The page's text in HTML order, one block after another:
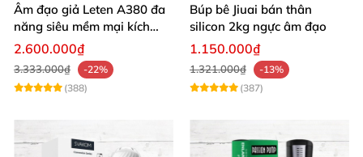
Âm đạo giả Leten A380 đa
năng siêu mềm mại kích
thích phái mạnh
2.600.000₫
3.333.000₫
-22%
(388)
Búp bê Jiuai bán thân
silicon 2kg ngực âm đạo
1.150.000₫
1.321.000₫
-13%
(387)